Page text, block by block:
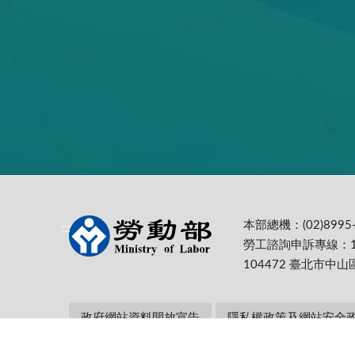
:::
本部總機：
勞工諮詢申訴專線：
104472 臺北市中山
政府網站資料開放宣告 隱私權政策及網站安全